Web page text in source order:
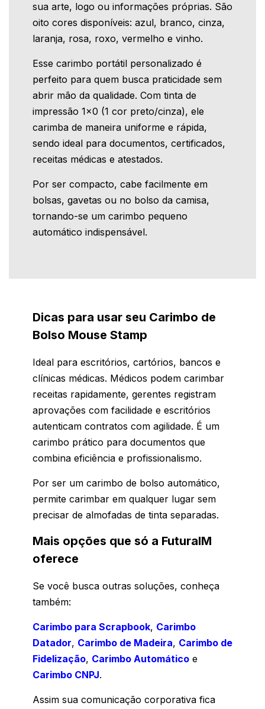
sua arte, logo ou informações próprias. São
oito cores disponíveis: azul, branco, cinza,
laranja, rosa, roxo, vermelho e vinho.
Esse carimbo portátil personalizado é
perfeito para quem busca praticidade sem
abrir mão da qualidade. Com tinta de
impressão 1x0 (1 cor preto/cinza), ele
carimba de maneira uniforme e rápida,
sendo ideal para documentos, certificados,
receitas médicas e atestados.
Por ser compacto, cabe facilmente em
bolsas, gavetas ou no bolso da camisa,
tornando-se um carimbo pequeno
automático indispensável.
Dicas para usar seu Carimbo de
Bolso Mouse Stamp
Ideal para escritórios, cartórios, bancos e
clínicas médicas. Médicos podem carimbar
receitas rapidamente, gerentes registram
aprovações com facilidade e escritórios
autenticam contratos com agilidade. É um
carimbo prático para documentos que
combina eficiência e profissionalismo.
Por ser um carimbo de bolso automático,
permite carimbar em qualquer lugar sem
precisar de almofadas de tinta separadas.
Mais opções que só a FuturaIM
oferece
Se você busca outras soluções, conheça
também:
Carimbo para Scrapbook, Carimbo
Datador, Carimbo de Madeira, Carimbo de
Fidelização, Carimbo Automático e
Carimbo CNPJ.
Assim sua comunicação corporativa fica